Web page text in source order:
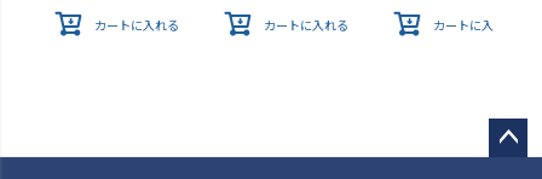
カートに入れる カートに入れる カートに入れる